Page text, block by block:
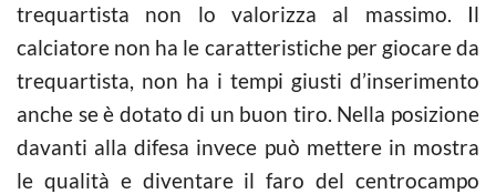
trequartista non lo valorizza al massimo. Il
calciatore non ha le caratteristiche per giocare da
trequartista, non ha i tempi giusti d’inserimento
anche se è dotato di un buon tiro. Nella posizione
davanti alla difesa invece può mettere in mostra
le qualità e diventare il faro del centrocampo